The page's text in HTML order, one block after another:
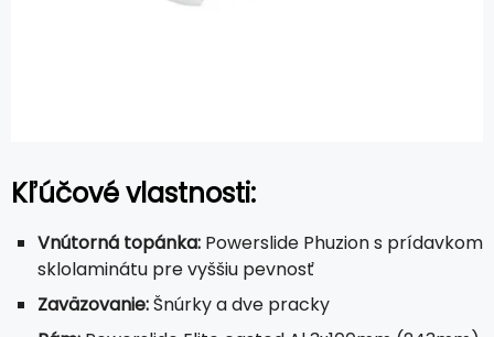
Kľúčové vlastnosti:
Vnútorná topánka: Powerslide Phuzion s prídavkom
sklolaminátu pre vyššiu pevnosť
Zaväzovanie:Šnúrky a dve pracky